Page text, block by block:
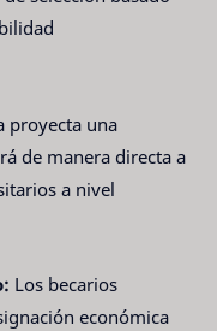
proyecta una
de manera directa a
a nivel
Los becarios
económica